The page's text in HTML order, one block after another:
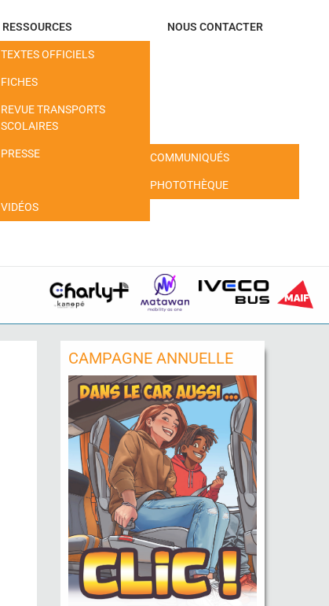
RESSOURCES
TEXTES OFFICIELS
FICHES
REVUE TRANSPORTS
SCOLAIRES
PRESSE COMMUNIQUÉS
PHOTOTHÈQUE
VIDÉOS
NOUS CONTACTER
CAMPAGNE ANNUELLE